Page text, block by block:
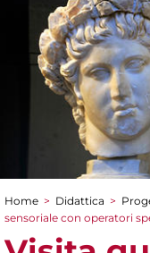
Tu sei qui
Home > Didattica >
sensoriale con operatori